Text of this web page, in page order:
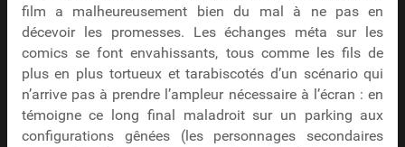
film a malheureusement bien du mal à ne pas en
décevoir les promesses. Les échanges méta sur les
comics se font envahissants, tous comme les fils de
plus en plus tortueux et tarabiscotés d’un scénario qui
n’arrive pas à prendre l’ampleur nécessaire à l’écran : en
témoigne ce long final maladroit sur un parking aux
configurations gênées (les personnages secondaires